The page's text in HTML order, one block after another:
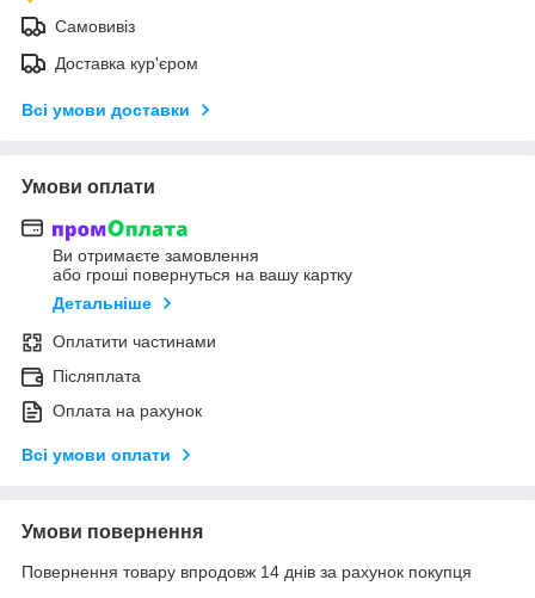
Самовивіз
Доставка кур'єром
Всі умови доставки
Умови оплати
Ви отримаєте замовлення
або гроші повернуться на вашу картку
Детальніше
Оплатити частинами
Післяплата
Оплата на рахунок
Всі умови оплати
Умови повернення
Повернення товару впродовж 14 днів за рахунок покупця